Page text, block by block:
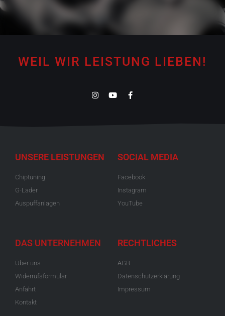
WEIL WIR LEISTUNG LIEBEN!
UNSERE LEISTUNGEN
Chiptuning
G-Lader
Auspuffanlagen
SOCIAL MEDIA
Facebook
Instagram
YouTube
DAS UNTERNEHMEN
Über uns
Widerrufsformular
Anfahrt
Kontakt
RECHTLICHES
AGB
Datenschutzerklärung
Impressum